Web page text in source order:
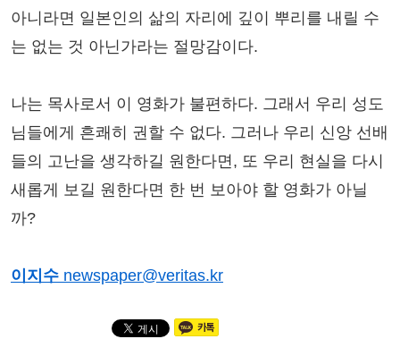
아니라면 일본인의 삶의 자리에 깊이 뿌리를 내릴 수
는 없는 것 아닌가라는 절망감이다.
나는 목사로서 이 영화가 불편하다. 그래서 우리 성도
님들에게 흔쾌히 권할 수 없다. 그러나 우리 신앙 선배
들의 고난을 생각하길 원한다면, 또 우리 현실을 다시
새롭게 보길 원한다면 한 번 보아야 할 영화가 아닐
까?
이지수 newspaper@veritas.kr